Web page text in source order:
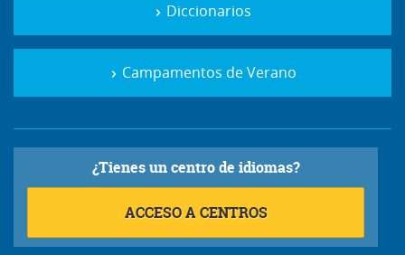
Diccionarios
Campamentos de Verano
¿Tienes un centro de idiomas?
ACCESO A CENTROS